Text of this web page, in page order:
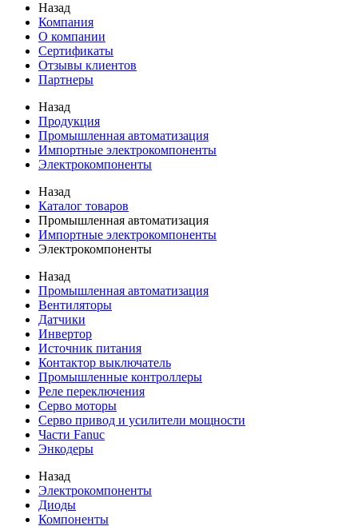
Назад
Компания
О компании
Сертификаты
Отзывы клиентов
Партнеры
Назад
Продукция
Промышленная автоматизация
Импортные электрокомпоненты
Электрокомпоненты
Назад
Каталог товаров
Промышленная автоматизация
Импортные электрокомпоненты
Электрокомпоненты
Назад
Промышленная автоматизация
Вентиляторы
Датчики
Инвертор
Источник питания
Контактор выключатель
Промышленные контроллеры
Реле переключения
Серво моторы
Серво привод и усилители мощности
Части Fanuc
Энкодеры
Назад
Электрокомпоненты
Диоды
Компоненты